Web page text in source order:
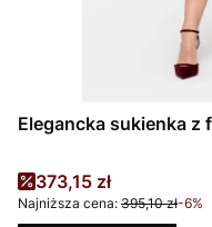
Elegancka sukienka z
Cena promocyjna
373,15 zł
Najniższa cena: 395,10 zł-6%